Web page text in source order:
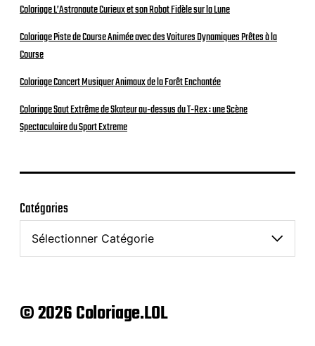
Coloriage L’Astronaute Curieux et son Robot Fidèle sur la Lune
Coloriage Piste de Course Animée avec des Voitures Dynamiques Prêtes à la
Course
Coloriage Concert Musiquer Animaux de la Forêt Enchantée
Coloriage Saut Extrême de Skateur au-dessus du T-Rex : une Scène
Spectaculaire du Sport Extreme
Catégories
© 2026 Coloriage.LOL